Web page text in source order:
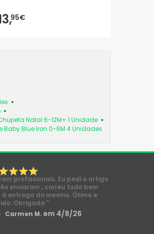
95€
Natal 6-12M+ 1 Unidade
Baby Blue Iron 0-6M 4 Unidades
profissionais. Eu pedi o artigo
enviaram , correu tudo bem
á entrega do mesmo. Ótimo e
Obrigada "
Carmen M. em 4/8/26